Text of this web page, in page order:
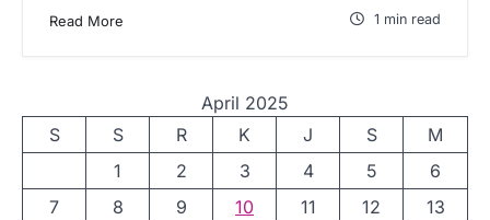
Read More 1 min read
April 2025
S
S R K J S
M
1
2 3 4 5
6
7
8 9 10 11 12
13